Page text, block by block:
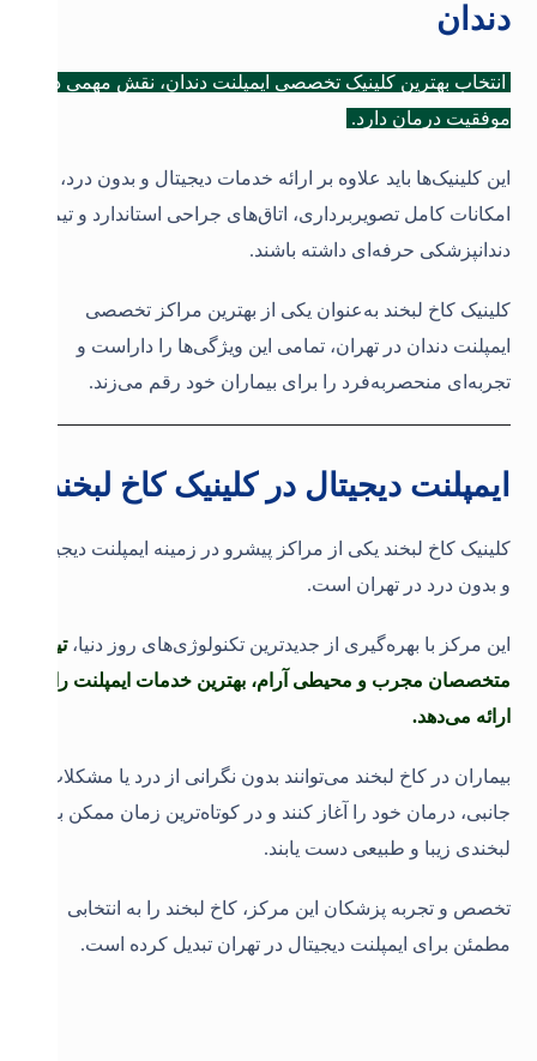
دندان
انتخاب بهترین کلینیک تخصصی ایمپلنت دندان، نقش مهمی در
موفقیت درمان دارد.
این کلینیک‌ها باید علاوه بر ارائه خدمات دیجیتال و بدون درد،
امکانات کامل تصویربرداری، اتاق‌های جراحی استاندارد و تیم
دندانپزشکی حرفه‌ای داشته باشند.
کلینیک کاخ لبخند به‌عنوان یکی از بهترین مراکز تخصصی
ایمپلنت دندان در تهران، تمامی این ویژگی‌ها را داراست و
تجربه‌ای منحصر‌به‌فرد را برای بیماران خود رقم می‌زند.
ایمپلنت دیجیتال در کلینیک کاخ لبخند
کلینیک کاخ لبخند یکی از مراکز پیشرو در زمینه ایمپلنت دیجیتال
و بدون درد در تهران است.
این مرکز با بهره‌گیری از جدیدترین تکنولوژی‌های روز دنیا،تیم
متخصصان مجرب و محیطی آرام، بهترین خدمات ایمپلنت را
ارائه می‌دهد.
بیماران در کاخ لبخند می‌توانند بدون نگرانی از درد یا مشکلات
جانبی، درمان خود را آغاز کنند و در کوتاه‌ترین زمان ممکن به
لبخندی زیبا و طبیعی دست یابند.
تخصص و تجربه پزشکان این مرکز، کاخ لبخند را به انتخابی
مطمئن برای ایمپلنت دیجیتال در تهران تبدیل کرده است.